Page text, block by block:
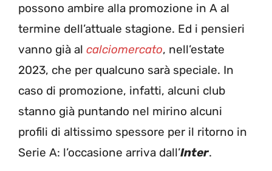
possono ambire alla promozione in A al
termine dell’attuale stagione. Ed i pensieri
vanno già al calciomercato, nell’estate
2023, che per qualcuno sarà speciale. In
caso di promozione, infatti, alcuni club
stanno già puntando nel mirino alcuni
profili di altissimo spessore per il ritorno in
Serie A: l’occasione arriva dall’Inter.